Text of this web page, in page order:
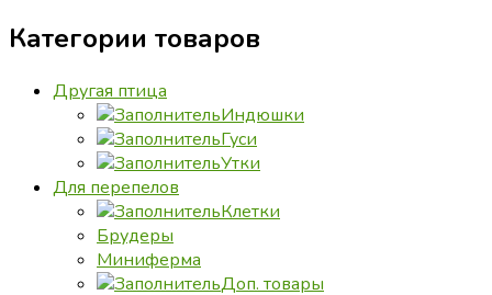
Категории товаров
Другая птица
Индюшки
Гуси
Утки
Для перепелов
Клетки
Брудеры
Миниферма
Доп. товары